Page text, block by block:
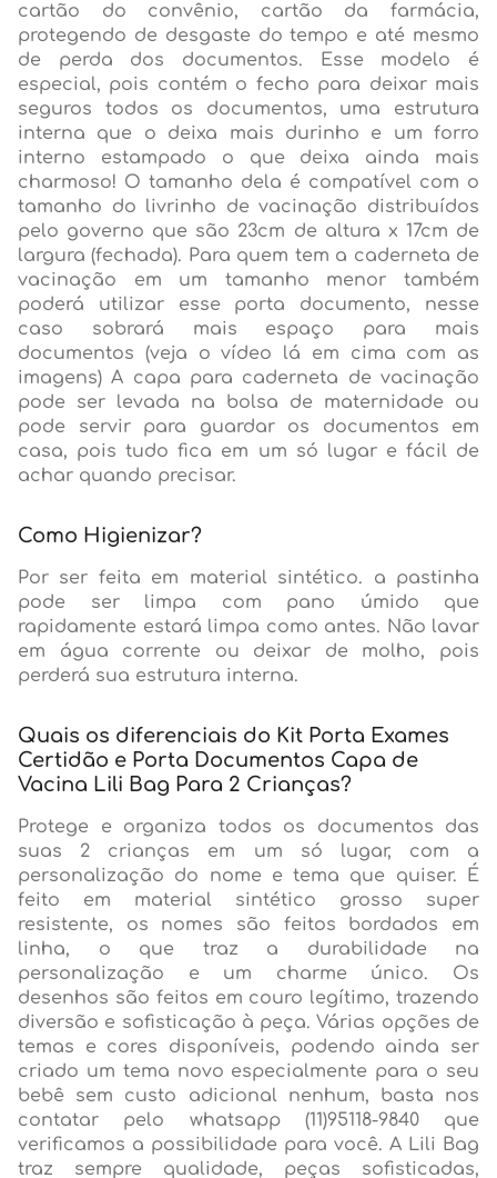
cartão do convênio, cartão da farmácia,
protegendo de desgaste do tempo e até mesmo
de perda dos documentos. Esse modelo é
especial, pois contém o fecho para deixar mais
seguros todos os documentos, uma estrutura
interna que o deixa mais durinho e um forro
interno estampado o que deixa ainda mais
charmoso! O tamanho dela é compatível com o
tamanho do livrinho de vacinação distribuídos
pelo governo que são 23cm de altura x 17cm de
largura (fechada). Para quem tem a caderneta de
vacinação em um tamanho menor também
poderá utilizar esse porta documento, nesse
caso sobrará mais espaço para mais
documentos (veja o vídeo lá em cima com as
imagens) A capa para caderneta de vacinação
pode ser levada na bolsa de maternidade ou
pode servir para guardar os documentos em
casa, pois tudo fica em um só lugar e fácil de
achar quando precisar.
Como Higienizar?
Por ser feita em material sintético. a pastinha
pode ser limpa com pano úmido que
rapidamente estará limpa como antes. Não lavar
em água corrente ou deixar de molho, pois
perderá sua estrutura interna.
Quais os diferenciais do Kit Porta Exames
Certidão e Porta Documentos Capa de
Vacina Lili Bag Para 2 Crianças?
Protege e organiza todos os documentos das
suas 2 crianças em um só lugar, com a
personalização do nome e tema que quiser. É
feito em material sintético grosso super
resistente, os nomes são feitos bordados em
linha, o que traz a durabilidade na
personalização e um charme único. Os
desenhos são feitos em couro legítimo, trazendo
diversão e sofisticação à peça. Várias opções de
temas e cores disponíveis, podendo ainda ser
criado um tema novo especialmente para o seu
bebê sem custo adicional nenhum, basta nos
contatar pelo whatsapp (11)95118-9840 que
verificamos a possibilidade para você. A Lili Bag
traz sempre qualidade, peças sofisticadas,